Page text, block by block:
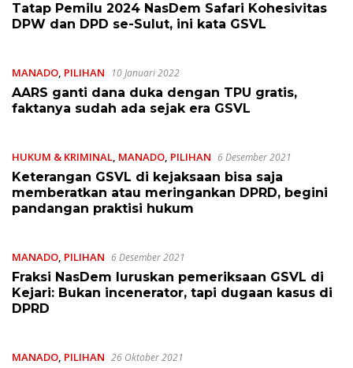
Tatap Pemilu 2024 NasDem Safari Kohesivitas
DPW dan DPD se-Sulut, ini kata GSVL
MANADO, PILIHAN 10 Januari 2022
AARS ganti dana duka dengan TPU gratis,
faktanya sudah ada sejak era GSVL
HUKUM & KRIMINAL, MANADO, PILIHAN 6 Desember 2021
Keterangan GSVL di kejaksaan bisa saja
memberatkan atau meringankan DPRD, begini
pandangan praktisi hukum
MANADO, PILIHAN 6 Desember 2021
Fraksi NasDem luruskan pemeriksaan GSVL di
Kejari: Bukan incenerator, tapi dugaan kasus di
DPRD
MANADO, PILIHAN 26 Oktober 2021